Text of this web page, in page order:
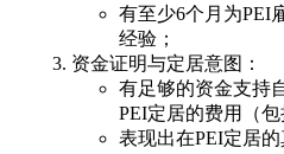
有至少6个月为PEI
经验；
资金证明与定居意图：
有足够的资金支持
PEI定居的费用（包
表现出在PEI定居的